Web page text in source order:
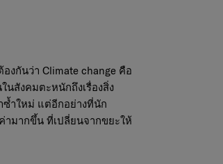
งกันว่า Climate change คือ
สังคมตะหนักถึงเรื่องสิ่ง
ซ้ำใหม่ แต่อีกอย่างที่นัก
ามากขึ้น ที่เปลี่ยนจากขยะให้